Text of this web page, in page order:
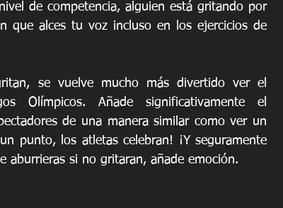
de competencia, alguien está gritando por
que alces tu voz incluso en los ejercicios de
se vuelve mucho más divertido ver el
Olímpicos. Añade significativamente el
de una manera similar como ver un
punto, los atletas celebran! ¡Y seguramente
aburrieras si no gritaran, añade emoción.